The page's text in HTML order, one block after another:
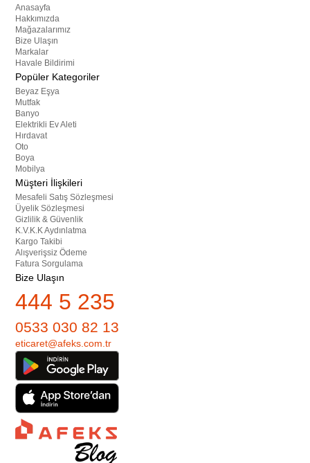
Anasayfa
Hakkımızda
Mağazalarımız
Bize Ulaşın
Markalar
Havale Bildirimi
Popüler Kategoriler
Beyaz Eşya
Mutfak
Banyo
Elektrikli Ev Aleti
Hırdavat
Oto
Boya
Mobilya
Müşteri İlişkileri
Mesafeli Satış Sözleşmesi
Üyelik Sözleşmesi
Gizlilik & Güvenlik
K.V.K.K Aydınlatma
Kargo Takibi
Alışverişsiz Ödeme
Fatura Sorgulama
Bize Ulaşın
444 5 235
0533 030 82 13
eticaret@afeks.com.tr